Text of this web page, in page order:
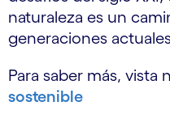
naturaleza es un
generaciones
Para saber más, vista
sostenible